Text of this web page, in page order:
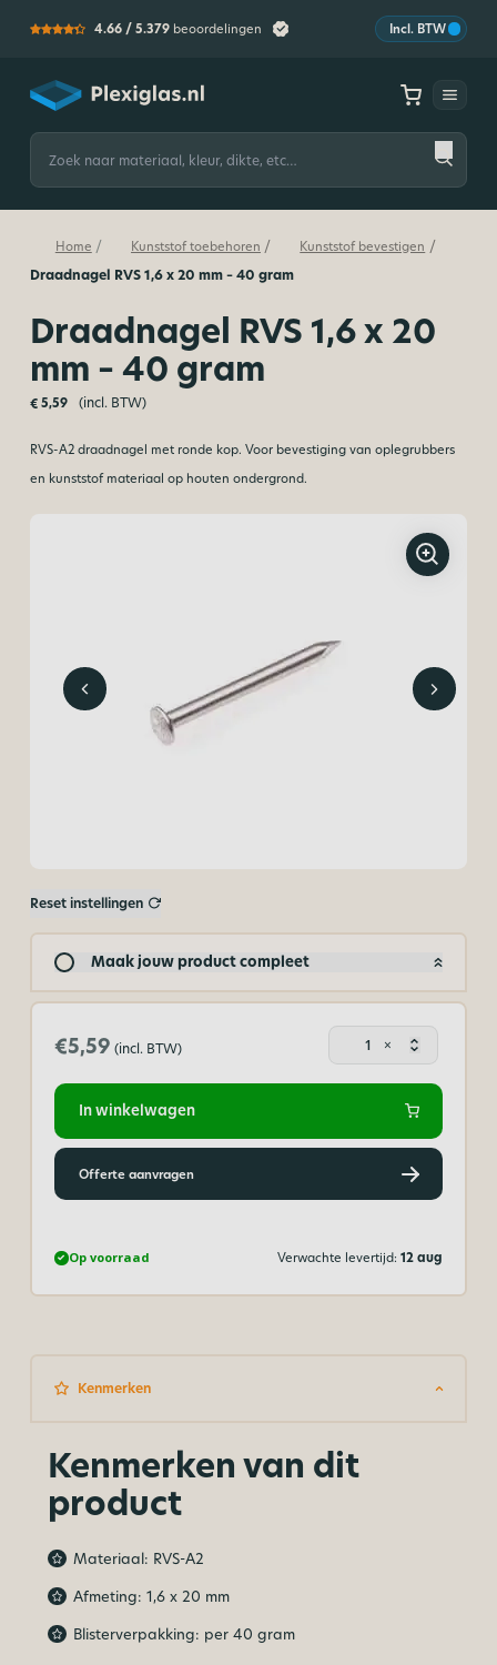
4.66 / 5.379 beoordelingen Incl. BTW
Plexiglas
Zoeken
naar:
Home / Kunststof toebehoren / Kunststof bevestigen /
Draadnagel RVS 1,6 x 20 mm – 40 gram
Draadnagel RVS 1,6 x 20
mm – 40 gram
€5,59 (incl. BTW)
RVS-A2 draadnagel met ronde kop. Voor bevestiging van oplegrubbers
en kunststof materiaal op houten ondergrond.
Reset instellingen
Maak jouw product compleet
€5,59 (incl. BTW)
RVS
x
mm
-
gram
×
In winkelwagen
Offerte aanvragen
Op voorraad Verwachte levertijd:12 aug
Kenmerken
Kenmerken van dit
product
Materiaal: RVS-A2
Afmeting: 1,6 x 20 mm
Blisterverpakking: per 40 gram